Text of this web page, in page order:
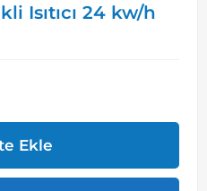
Isıtıcı 24 kw/h
Ekle